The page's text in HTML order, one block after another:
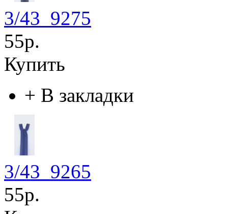
3/43_9275
55р.
Купить
+ В закладки
3/43_9265
55р.